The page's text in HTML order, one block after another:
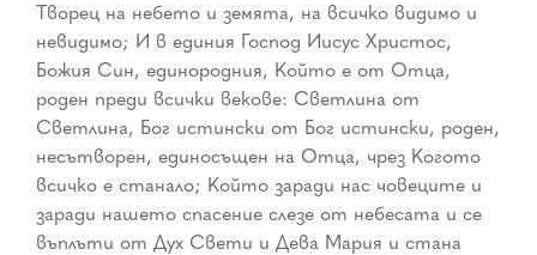
Творец на небето и земята, на всичко видимо и
невидимо; И в единия Господ Иисус Христос,
Божия Син, единородния, Който е от Отца,
роден преди всички векове: Светлина от
Светлина, Бог истински от Бог истински, роден,
несътворен, единосъщен на Отца, чрез Когото
всичко е станало; Който заради нас човеците и
заради нашето спасение слезе от небесата и се
въплъти от Дух Свети и Дева Мария и стана